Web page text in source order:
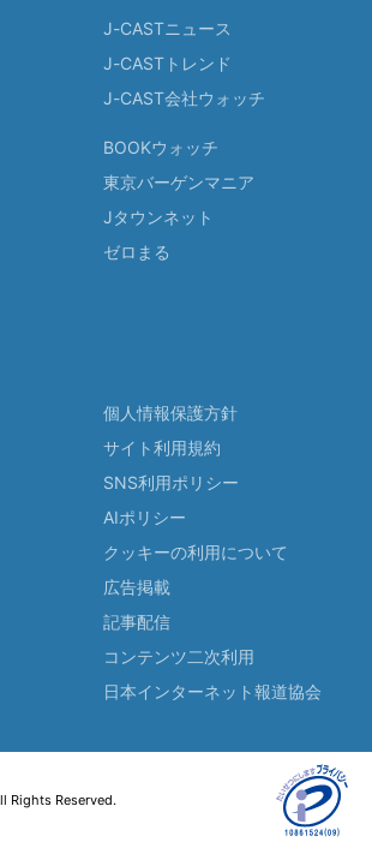
J-CASTニュース
J-CASTトレンド
J-CAST会社ウォッチ
BOOKウォッチ
東京バーゲンマニア
Jタウンネット
ゼロまる
個人情報保護方針
サイト利用規約
SNS利用ポリシー
AIポリシー
クッキーの利用について
広告掲載
記事配信
コンテンツ二次利用
日本インターネット報道協会
Rights Reserved.